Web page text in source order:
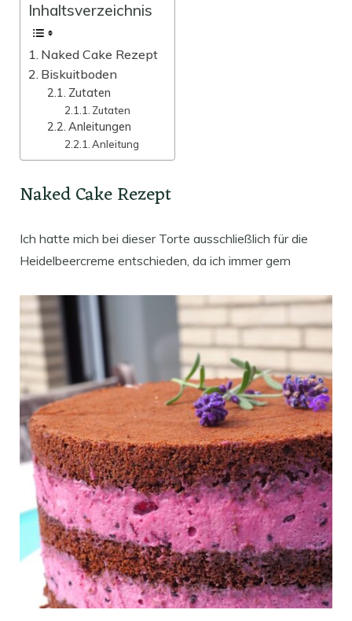
Inhaltsverzeichnis
Naked Cake Rezept
Biskuitboden
Zutaten
Zutaten
Anleitungen
Anleitung
Naked Cake Rezept
Ich hatte mich bei dieser Torte ausschließlich für die
Heidelbeercreme entschieden, da ich immer gern